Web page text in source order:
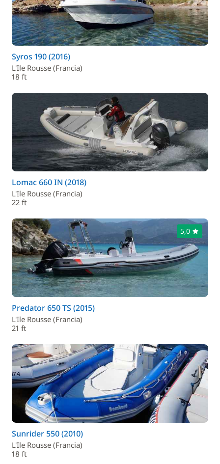
Syros 190 (2016)
L'Ile Rousse (Francia)
18 ft
Lomac 660 IN (2018)
L'Ile Rousse (Francia)
22 ft
5,0
Predator 650 TS (2015)
L'Ile Rousse (Francia)
21 ft
Sunrider 550 (2010)
L'Ile Rousse (Francia)
18 ft